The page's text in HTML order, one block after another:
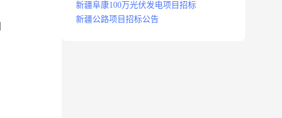
新疆阜康100万光伏发电项目招标
新疆公路项目招标公告